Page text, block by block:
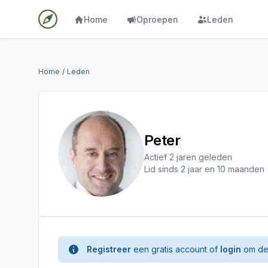
Home Oproepen Leden
Home / Leden
Peter
Actief 2 jaren geleden
Lid sinds 2 jaar en 10 maanden
Registreer een gratis account of login om